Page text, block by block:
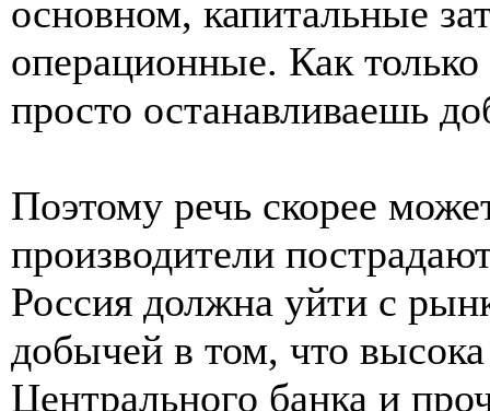
основном, капитальные
операционные. Как
просто останавливаешь
Поэтому речь скорее
производители
Россия должна уйти с
добычей в том, что высока
Центрального банка и